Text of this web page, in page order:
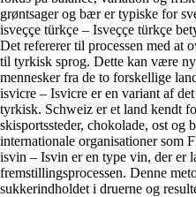
grøntsager og bær er typiske for
isveççe türkçe – Isveççe türkçe
Det refererer til processen med at
til tyrkisk sprog. Dette kan være
mennesker fra de to forskellige
isvicre – Isvicre er en variant af
tyrkisk. Schweiz er et land kendt
skisportssteder, chokolade, ost og
internationale organisationer som
isvin – Isvin er en type vin, der er
fremstillingsprocessen. Denne
sukkerindholdet i druerne og